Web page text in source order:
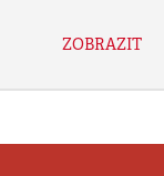
ZOBRAZIT